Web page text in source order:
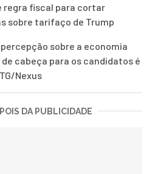
regra fiscal para cortar
sobre tarifaço de Trump
sobre a economia
cabeça para os candidatos é
Nexus
DA PUBLICIDADE